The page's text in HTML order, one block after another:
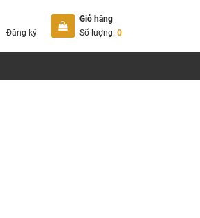
Đăng ký
Giỏ hàng
Số lượng: 0